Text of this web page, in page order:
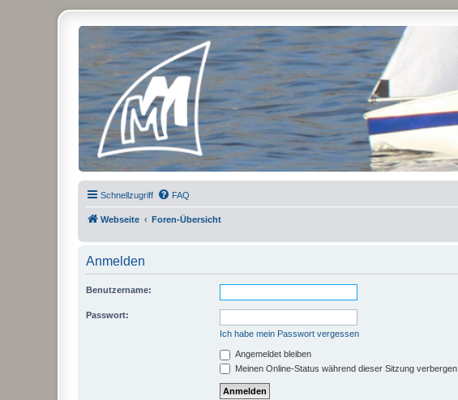
Micro Magic Forum Deutschland
Schnellzugriff FAQ
Webseite Foren-Übersicht
Anmelden
Benutzername:
Passwort:
Ich habe mein Passwort vergessen
Angemeldet bleiben
Meinen Online-Status während dieser Sitzung verbergen